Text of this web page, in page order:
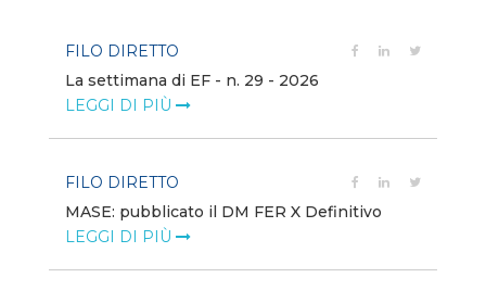
FILO DIRETTO
La settimana di EF - n. 29 - 2026
LEGGI DI PIÙ
FILO DIRETTO
MASE: pubblicato il DM FER X Definitivo
LEGGI DI PIÙ